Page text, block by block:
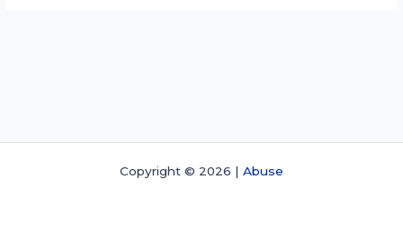
Copyright © 2026 | Abuse